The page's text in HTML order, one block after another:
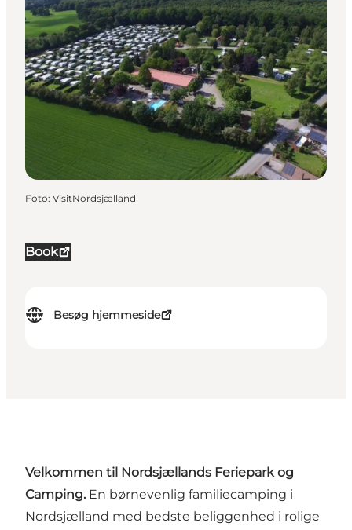
Copenhagen Card
Book
Besøg hjemmeside
Foto: VisitNordsjælland
Velkommen til Nordsjællands Feriepark og
Camping. En børnevenlig familiecamping i
Nordsjælland med bedste beliggenhed i rolige